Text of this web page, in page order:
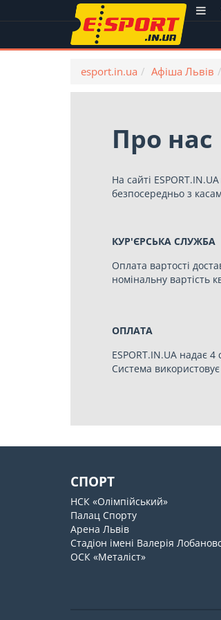
esport.in.ua Афіша Львів
Про нас
На сайті ESPORT.IN.UA
безпосередньо з
КУР'ЄРСЬКА СЛУЖБА
Оплата вартості
номінальну вартість
ОПЛАТА
ESPORT.IN.UA надає
Система
СПОРТ
НСК «Олімпійський»
Палац Спорту
Арена Львів
Стадіон імені Валерія
ОСК «Металіст»